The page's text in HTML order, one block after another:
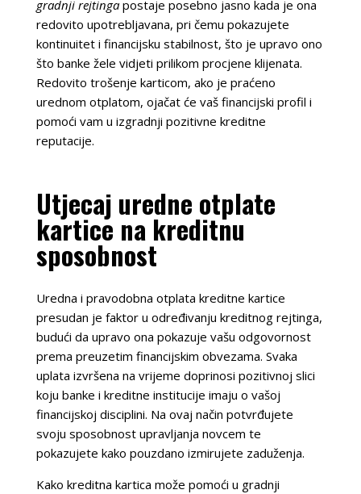
gradnji rejtingapostaje posebno jasno kada je ona
redovito upotrebljavana, pri čemu pokazujete
kontinuitet i financijsku stabilnost, što je upravo ono
što banke žele vidjeti prilikom procjene klijenata.
Redovito trošenje karticom, ako je praćeno
urednom otplatom, ojačat će vaš financijski profil i
pomoći vam u izgradnji pozitivne kreditne
reputacije.
Utjecaj uredne otplate
kartice na kreditnu
sposobnost
Uredna i pravodobna otplata kreditne kartice
presudan je faktor u određivanju kreditnog rejtinga,
budući da upravo ona pokazuje vašu odgovornost
prema preuzetim financijskim obvezama. Svaka
uplata izvršena na vrijeme doprinosi pozitivnoj slici
koju banke i kreditne institucije imaju o vašoj
financijskoj disciplini. Na ovaj način potvrđujete
svoju sposobnost upravljanja novcem te
pokazujete kako pouzdano izmirujete zaduženja.
Kako kreditna kartica može pomoći u gradnji